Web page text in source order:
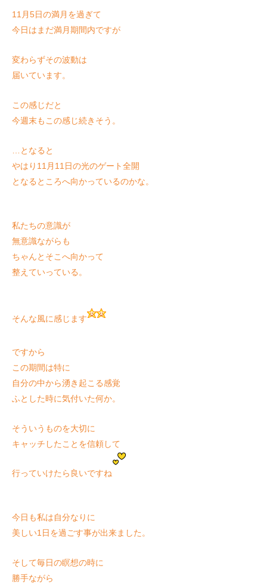
11月5日の満月を過ぎて
今日はまだ満月期間内ですが
変わらずその波動は
届いています。
この感じだと
今週末もこの感じ続きそう。
…となると
やはり11月11日の光のゲート全開
となるところへ向かっているのかな。
私たちの意識が
無意識ながらも
ちゃんとそこへ向かって
整えていっている。
そんな風に感じます
ですから
この期間は特に
自分の中から湧き起こる感覚
ふとした時に気付いた何か。
そういうものを大切に
キャッチしたことを信頼して
行っていけたら良いですね
今日も私は自分なりに
美しい1日を過ごす事が出来ました。
そして毎日の瞑想の時に
勝手ながら